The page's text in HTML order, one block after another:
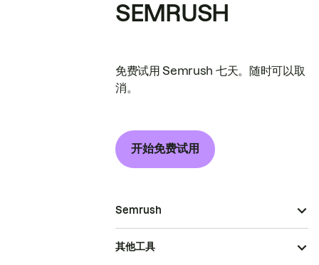
SEMRUSH
免费试用 Semrush 七天。随时可以取
消。
开始免费试用
Semrush
其他工具